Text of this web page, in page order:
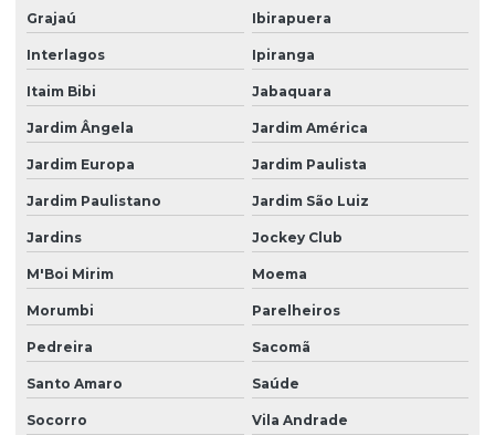
Papel kraft 300g
Papel kraft duro
Papel kraft industrial
Papel kraft loja
Papel kraft para plotter
Papel kraft rolo
Papel kraft rolo grande
Papel kraft rolo preço
Papel kraft sp
Papel kraft sublimação
Grajaú Ibirapuera
Interlagos Ipiranga
Itaim Bibi Jabaquara
Jardim Ângela Jardim América
Jardim Europa Jardim Paulista
Jardim Paulistano Jardim São Luiz
Jardins Jockey Club
M'Boi Mirim Moema
Morumbi Parelheiros
Pedreira Sacomã
Santo Amaro Saúde
Socorro Vila Andrade